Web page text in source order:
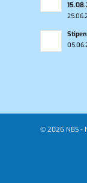
© 2026 NBS -